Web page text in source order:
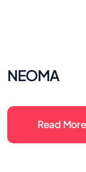
NEOMA
Read More